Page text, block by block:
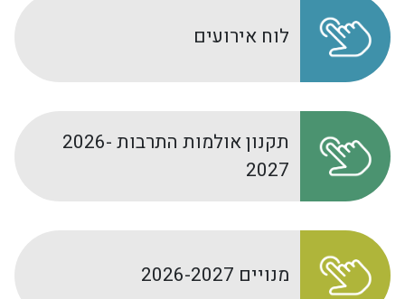
לוח אירועים
תקנון אולמות התרבות 2026-
2027
מנויים 2026-2027